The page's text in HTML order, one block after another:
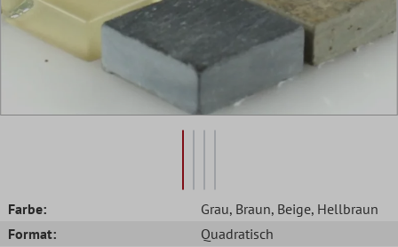
Farbe: Grau, Braun, Beige, Hellbraun
Format:
Quadratisch